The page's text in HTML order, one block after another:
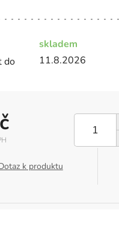
skladem
do
11.8.2026
k produktu